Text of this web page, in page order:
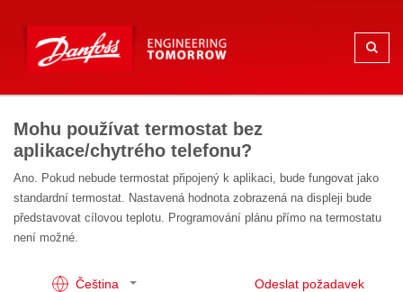
Mohu používat termostat bez
aplikace/chytrého telefonu?
Ano. Pokud nebude termostat připojený k aplikaci, bude fungovat jako
standardní termostat. Nastavená hodnota zobrazená na displeji bude
představovat cílovou teplotu. Programování plánu přímo na termostatu
není možné.
Čeština Odeslat požadavek